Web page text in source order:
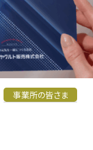
事業所の皆さま